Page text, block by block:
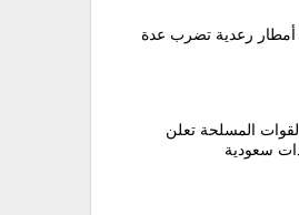
أمطار رعدية تضرب عدة
المسلحة تعلن
سعودية